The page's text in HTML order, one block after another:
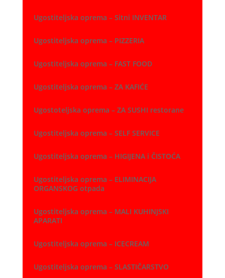
Ugostiteljska oprema – Sitni INVENTAR
Ugostiteljska oprema – PIZZERIA
Ugostiteljska oprema – FAST FOOD
Ugostiteljska oprema – ZA KAFIĆE
Ugostoteljska oprema – ZA SUSHI restorane
Ugostiteljska oprema – SELF SERVICE
Ugostiteljska oprema – HIGIJENA i ČISTOĆA
Ugostiteljska oprema – ELIMINACIJA
ORGANSKOG otpada
Ugostiteljska oprema – MALI KUHINJSKI
APARATI
Ugostiteljska oprema – ICECREAM
Ugostiteljska oprema – SLASTIČARSTVO